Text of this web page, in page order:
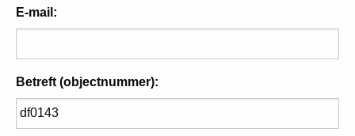
E-mail:
Betreft (objectnummer):